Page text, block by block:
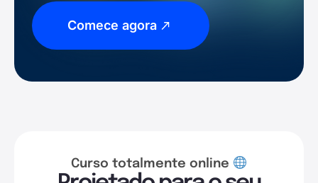
Comece agora
Curso totalmente online